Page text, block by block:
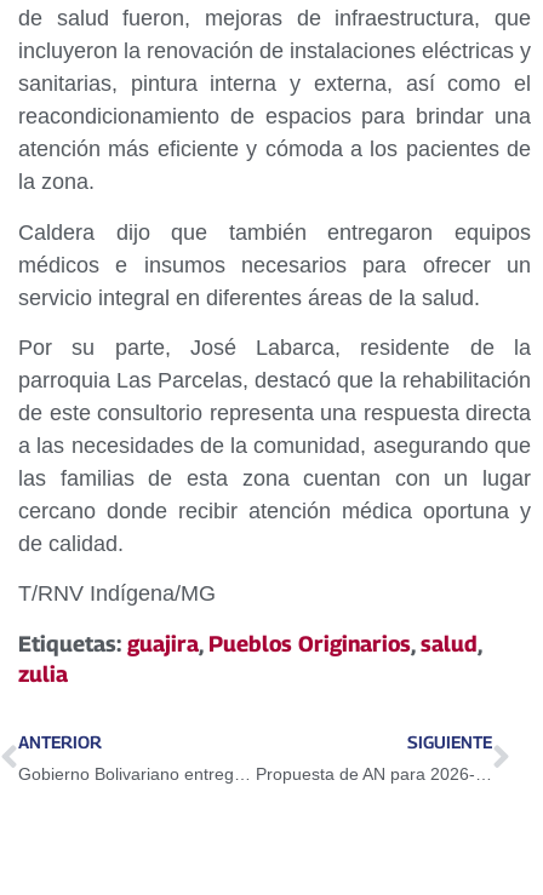
de salud fueron, mejoras de infraestructura, que
incluyeron la renovación de instalaciones eléctricas y
sanitarias, pintura interna y externa, así como el
reacondicionamiento de espacios para brindar una
atención más eficiente y cómoda a los pacientes de
la zona.
Caldera dijo que también entregaron equipos
médicos e insumos necesarios para ofrecer un
servicio integral en diferentes áreas de la salud.
Por su parte, José Labarca, residente de la
parroquia Las Parcelas, destacó que la rehabilitación
de este consultorio representa una respuesta directa
a las necesidades de la comunidad, asegurando que
las familias de esta zona cuentan con un lugar
cercano donde recibir atención médica oportuna y
de calidad.
T/RNV Indígena/MG
Etiquetas: guajira, Pueblos Originarios,salud,
zulia
ANTERIOR SIGUIENTE